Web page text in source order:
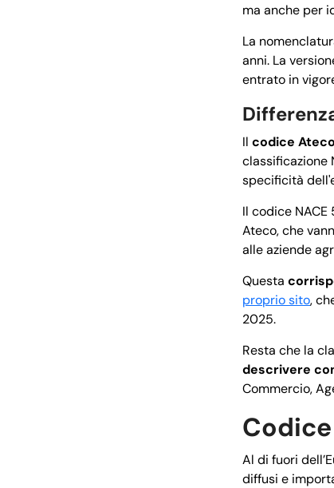
ma anche per
La
anni. La
entrato in
Il codice Ateco
classificazione
specificità
Il codice
Ateco, che
alle aziende
Questa
proprio sito,
2025.
Resta che la
descrivere
Commercio,
Codice
Al di fuori
diffusi e